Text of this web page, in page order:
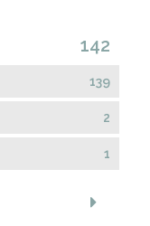
142
139
2
1